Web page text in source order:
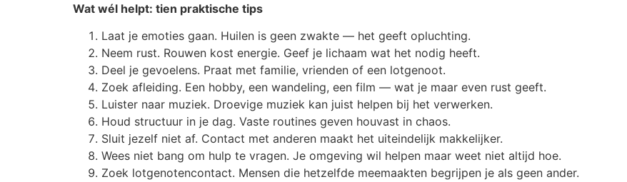
Wat wél helpt: tien praktische tips
Laat je emoties gaan. Huilen is geen zwakte — het geeft opluchting.
Neem rust. Rouwen kost energie. Geef je lichaam wat het nodig heeft.
Deel je gevoelens. Praat met familie, vrienden of een lotgenoot.
Zoek afleiding. Een hobby, een wandeling, een film — wat je maar even rust geeft.
Luister naar muziek. Droevige muziek kan juist helpen bij het verwerken.
Houd structuur in je dag. Vaste routines geven houvast in chaos.
Sluit jezelf niet af. Contact met anderen maakt het uiteindelijk makkelijker.
Wees niet bang om hulp te vragen. Je omgeving wil helpen maar weet niet altijd hoe.
Zoek lotgenotencontact. Mensen die hetzelfde meemaakten begrijpen je als geen ander.